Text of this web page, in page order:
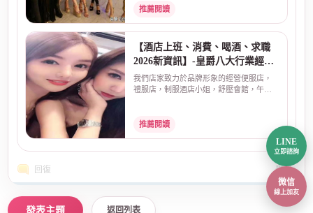
推薦閱讀
【酒店上班、消費、喝酒、求職
2026新資訊】-皇爵八大行業經紀
公司
我們店家致力於品牌形象的經營便服店，
禮服店，制服酒店小姐，舒壓會館，午茶
推薦閱讀
回復 舉報
返回列表
LINE
立即諮詢
微信
線上加友